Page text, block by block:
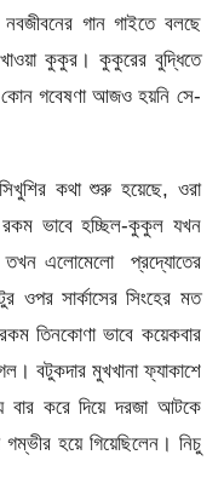
গান গাইতে বলছে
খাওয়া কুকুর। কুকুরের বুদ্ধিতে
কোন গবেষণা আজও হয়নি সে-
কথা শুরু হয়েছে, ওরা
ভাবে হচ্ছিল-কুকুল যখন
তখন এলোমেলো প্রদ্যোতের
ওপর সার্কাসের সিংহের মত
তিনকোণা ভাবে কয়েকবার
বটুকদার মুখখানা ফ্যাকাশে
বার করে দিয়ে দরজা আটকে
হয়ে গিয়েছিলেন। নিচু